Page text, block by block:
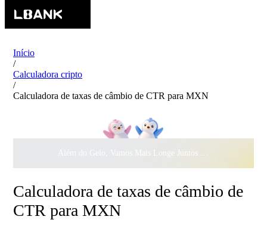
Início
/
Calculadora cripto
/
Calculadora de taxas de câmbio de CTR para MXN
Além do Gelo, Vamos Mais Longe Juntos ·$500.000
Calculadora de taxas de câmbio de
CTR para MXN